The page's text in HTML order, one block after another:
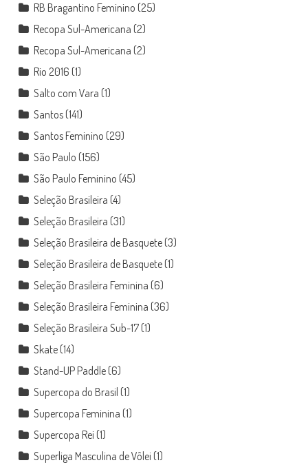
RB Bragantino Feminino (25)
Recopa Sul-Americana (2)
Recopa Sul-Americana (2)
Rio 2016 (1)
Salto com Vara (1)
Santos(141)
Santos Feminino (29)
São Paulo (156)
São Paulo Feminino (45)
Seleção Brasileira (4)
Seleção Brasileira (31)
Seleção Brasileira de Basquete(3)
Seleção Brasileira de Basquete(1)
Seleção Brasileira Feminina (6)
Seleção Brasileira Feminina (36)
Seleção Brasileira Sub-17(1)
Skate(14)
Stand-UP Paddle(6)
Supercopa do Brasil (1)
Supercopa Feminina (1)
Supercopa Rei (1)
Superliga Masculina de Vôlei (1)